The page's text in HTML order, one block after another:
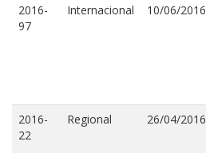
2016-
97
Internacional 10/06/2016
2016-
22
Regional 26/04/2016